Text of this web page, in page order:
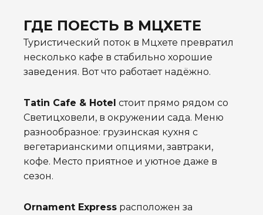
ГДЕ ПОЕСТЬ В МЦХЕТЕ
Туристический поток в Мцхете превратил
несколько кафе в стабильно хорошие
заведения. Вот что работает надёжно.
Tatin Cafe & Hotel стоит прямо рядом со
Светицховели, в окружении сада. Меню
разнообразное: грузинская кухня с
вегетарианскими опциями, завтраки,
кофе. Место приятное и уютное даже в
сезон.
Ornament Express расположен за